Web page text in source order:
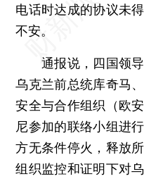
电话时达成的协议未
不安。
通报说，四国领导
乌克兰前总统库奇马
安全与合作组织（欧
尼参加的联络小组进
方无条件停火，释放
组织监控和证明下对